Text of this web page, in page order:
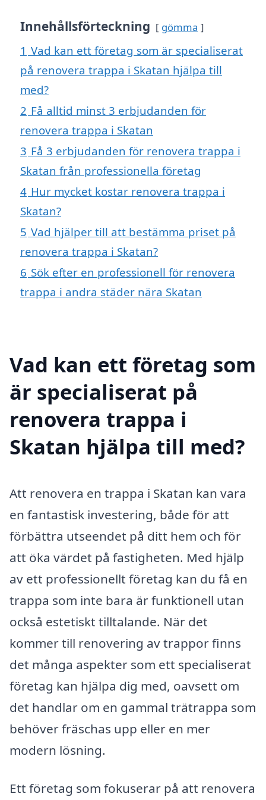
Innehållsförteckning gömma
1 Vad kan ett företag som är specialiserat
på renovera trappa i Skatan hjälpa till
med?
2 Få alltid minst 3 erbjudanden för
renovera trappa i Skatan
3 Få 3 erbjudanden för renovera trappa i
Skatan från professionella företag
4 Hur mycket kostar renovera trappa i
Skatan?
5 Vad hjälper till att bestämma priset på
renovera trappa i Skatan?
6 Sök efter en professionell för renovera
trappa i andra städer nära Skatan
Vad kan ett företag som
är specialiserat på
renovera trappa i
Skatan hjälpa till med?
Att renovera en trappa i Skatan kan vara
en fantastisk investering, både för att
förbättra utseendet på ditt hem och för
att öka värdet på fastigheten. Med hjälp
av ett professionellt företag kan du få en
trappa som inte bara är funktionell utan
också estetiskt tilltalande. När det
kommer till renovering av trappor finns
det många aspekter som ett specialiserat
företag kan hjälpa dig med, oavsett om
det handlar om en gammal trätrappa som
behöver fräschas upp eller en mer
modern lösning.
Ett företag som fokuserar på att renovera